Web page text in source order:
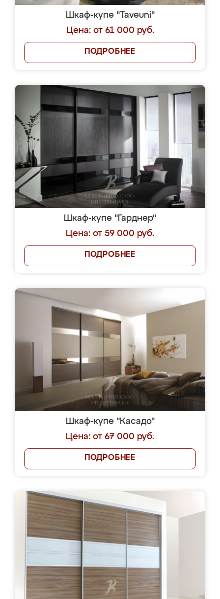
Шкаф-купе "Taveuni"
Цена: от 61 000 руб.
ПОДРОБНЕЕ
Шкаф-купе "Гарднер"
Цена: от 59 000 руб.
ПОДРОБНЕЕ
Шкаф-купе "Касадо"
Цена: от 67 000 руб.
ПОДРОБНЕЕ